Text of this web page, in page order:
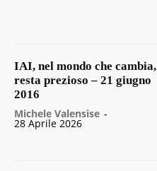
IAI, nel mondo che cambia,
resta prezioso – 21 giugno
2016
Michele Valensise -
28 Aprile 2026